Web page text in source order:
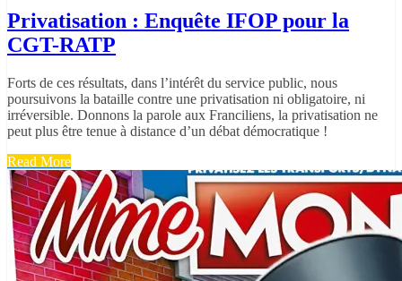
Privatisation : Enquête IFOP pour la
CGT-RATP
Forts de ces résultats, dans l’intérêt du service public, nous
poursuivons la bataille contre une privatisation ni obligatoire, ni
irréversible. Donnons la parole aux Franciliens, la privatisation ne
peut plus être tenue à distance d’un débat démocratique !
Read More